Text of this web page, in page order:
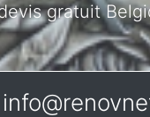
gratuit